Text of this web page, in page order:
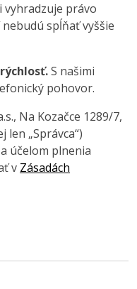
vyhradzuje právo
spĺňať vyššie
S našimi
pohovor.
Na Kozačce 1289/7,
len „Správca“)
účelom plnenia
v Zásadách